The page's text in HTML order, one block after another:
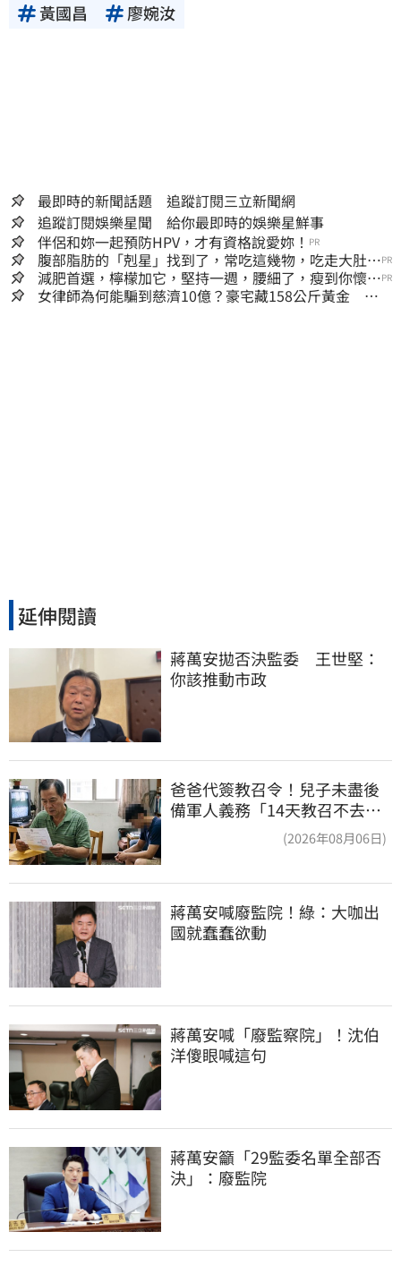
黃國昌
廖婉汝
最即時的新聞話題 追蹤訂閱三立新聞網
追蹤訂閱娛樂星聞 給你最即時的娛樂星鮮事
伴侶和妳一起預防HPV，才有資格說愛妳！ PR
腹部脂肪的「剋星」找到了，常吃這幾物，吃走大肚
囊，瘦出小蠻腰
PR
減肥首選，檸檬加它，堅持一週，腰細了，瘦到你懷疑
人生
PR
女律師為何能騙到慈濟10億？豪宅藏158公斤黃金 李
延伸閱讀
蔣萬安拋否決監委　王世堅：
你該推動市政
爸爸代簽教召令！兒子未盡後
備軍人義務「14天教召不去」
(2026年08月06日)
蔣萬安喊廢監院！綠：大咖出
國就蠢蠢欲動
蔣萬安喊「廢監察院」！沈伯
洋傻眼喊這句
蔣萬安籲「29監委名單全部否
決」：廢監院